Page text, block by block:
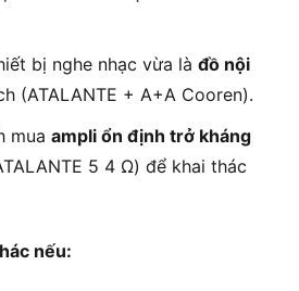
bị nghe nhạc vừa là đồ nội
(ATALANTE + A+A Cooren).
mua ampli ổn định trở kháng
5 4 Ω) để khai thác
nếu: